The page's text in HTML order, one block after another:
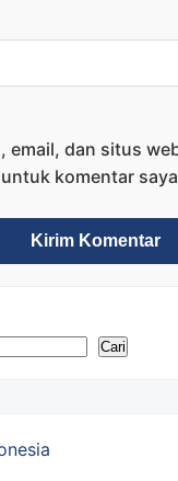
email, dan situs
komentar
Cari